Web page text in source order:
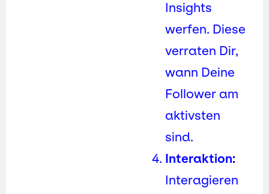
Insights
werfen. Diese
verraten Dir,
wann Deine
Follower am
aktivsten
sind.
Interaktion:
Interagieren